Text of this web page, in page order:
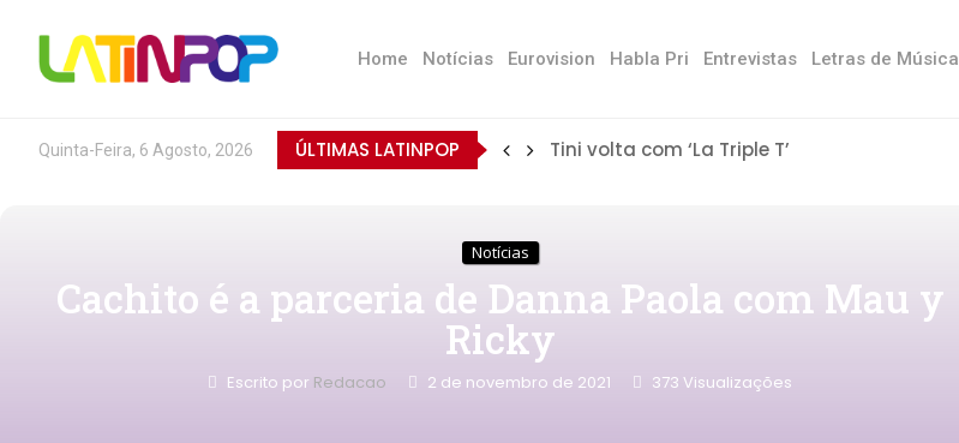
Home Notícias Eurovision Habla Pri Entrevistas Letras de Música
Quinta-Feira, 6 Agosto, 2026 ÚLTIMAS LATINPOP Tini volta com ‘La Triple T’
Notícias
Cachito é a parceria de Danna Paola com Mau y
Ricky
Escrito por Redacao 2 de novembro de 2021 373 Visualizações